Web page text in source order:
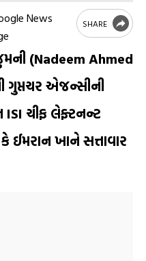
SHARE
(Nadeem Ahmed
ગુપ્તચર એજન્સીની
ISI ચીફ લેફ્ટનન્ટ
ઈમરાન ખાને સત્તાવાર